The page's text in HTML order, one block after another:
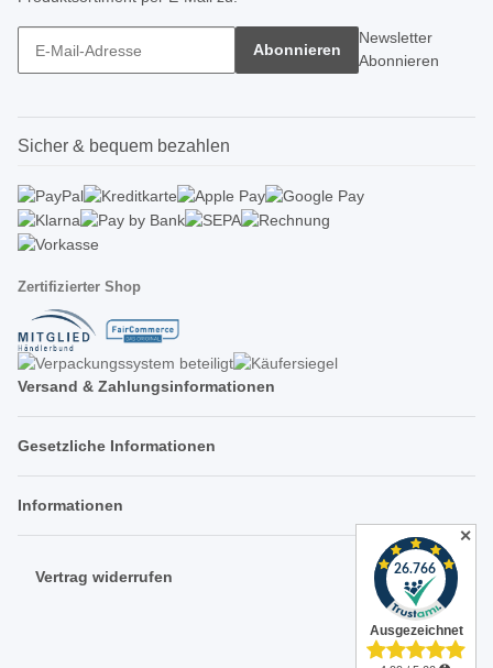
Abonnieren
Newsletter
Abonnieren
Sicher & bequem bezahlen
Zertifizierter Shop
Versand & Zahlungsinformationen
Gesetzliche Informationen
Informationen
Vertrag widerrufen
✕